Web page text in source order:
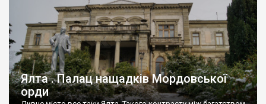
Ялта . Палац нащадків Мордовської
орди